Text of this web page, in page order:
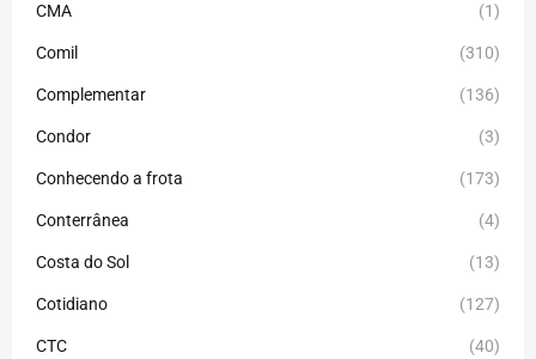
CMA (1)
Comil (310)
Complementar (136)
Condor (3)
Conhecendo a frota (173)
Conterrânea (4)
Costa do Sol (13)
Cotidiano (127)
CTC (40)